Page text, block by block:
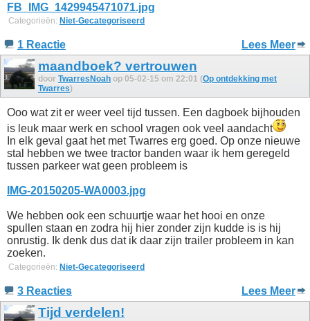
FB_IMG_1429945471071.jpg
Categorieën: Niet-Gecategoriseerd
1 Reactie Lees Meer
maandboek? vertrouwen
door TwarresNoah op 05-02-15 om 22:01 (Op ontdekking met
Twarres)
Ooo wat zit er weer veel tijd tussen. Een dagboek bijhouden
is leuk maar werk en school vragen ook veel aandacht
In elk geval gaat het met Twarres erg goed. Op onze nieuwe
stal hebben we twee tractor banden waar ik hem geregeld
tussen parkeer wat geen probleem is
IMG-20150205-WA0003.jpg
We hebben ook een schuurtje waar het hooi en onze
spullen staan en zodra hij hier zonder zijn kudde is is hij
onrustig. Ik denk dus dat ik daar zijn trailer probleem in kan
zoeken.
Categorieën: Niet-Gecategoriseerd
3 Reacties Lees Meer
Tijd verdelen!